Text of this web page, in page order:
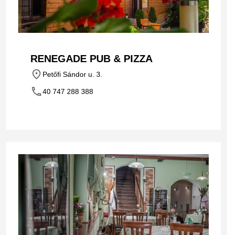
RENEGADE PUB & PIZZA
place Petőfi Sándor u. 3.
phone40 747 288 388